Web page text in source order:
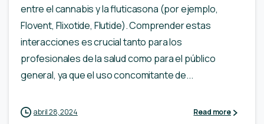
entre el cannabis y la fluticasona (por ejemplo,
Flovent, Flixotide, Flutide). Comprender estas
interacciones es crucial tanto para los
profesionales de la salud como para el público
general, ya que el uso concomitante de...
abril 28, 2024 Read more